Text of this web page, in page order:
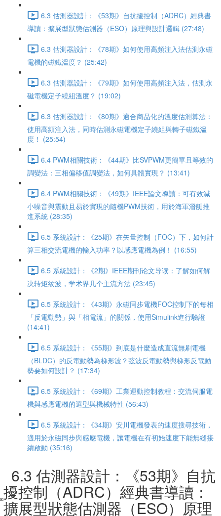
6.3 估測器設計：《53期》自抗擾控制（ADRC）經典書
導讀：擴展型狀態估測器（ESO）原理與設計邏輯 (27:48)
6.3 估測器設計：《78期》如何使用高頻注入法估測永磁
電機的磁鐵溫度？ (25:42)
6.3 估測器設計：《79期》如何使用高頻注入法，估測永
磁電機定子繞組溫度？ (19:02)
6.3 估測器設計：《80期》適合商品化的溫度估測算法：
使用高頻注入法，同時估測永磁電機定子繞組與轉子磁鐵溫
度！ (25:54)
6.4 PWM相關技術：《44期》比SVPWM更簡單且等效的
調變法：三相偏移值調變法，如何具體實現？ (13:41)
6.4 PWM相關技術：《49期》IEEE論文導讀：可有效減
小噪音與震動且易於實現的隨機PWM技術，用於海軍潛艇推
進系統 (28:35)
6.5 系統設計：《25期》在矢量控制（FOC）下，如何計
算三相交流電機的輸入功率？以感應電機為例！ (16:55)
6.5 系統設計：《2期》IEEE期刊论文导读：了解如何解
决转矩纹波，学术界几个主流方法 (23:45)
6.5 系統設計：《43期》永磁同步電機FOC控制下的每相
「反電動勢」與「相電流」的關係，使用Simulink進行驗證
(14:41)
6.5 系統設計：《55期》到底是什麼造成直流無刷電機
（BLDC）的反電動勢為梯形波？弦波反電動勢與梯形反電動
勢要如何設計？ (17:34)
6.5 系統設計：《69期》工業運動控制教程：交流伺服電
機與感應電機的選型與機械特性 (56:43)
6.5 系統設計：《34期》安川電機發表的速度搜尋技術，
適用於永磁同步與感應電機，讓電機在有初始速度下能無縫接
續啟動 (35:16)
6.3 估測器設計：《53期》自抗
擾控制（ADRC）經典書導讀：
擴展型狀態估測器（ESO）原理